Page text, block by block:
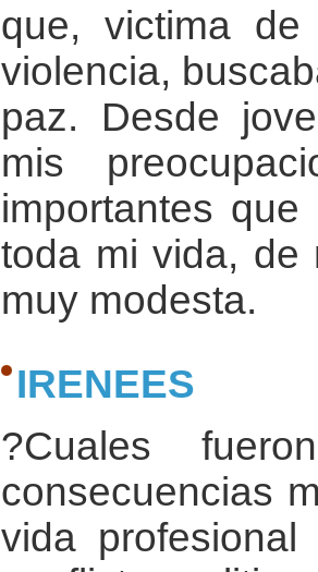
que, victima
violencia,
paz. Desde
mis
importantes
toda mi vida, de
muy modesta.
IRENEES
?Cuales
consecuencias
vida